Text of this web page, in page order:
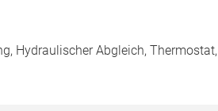
Hydraulischer Abgleich, Thermostat,